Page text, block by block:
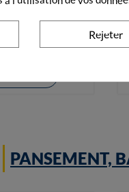
PANSEMENT,
Rejeter